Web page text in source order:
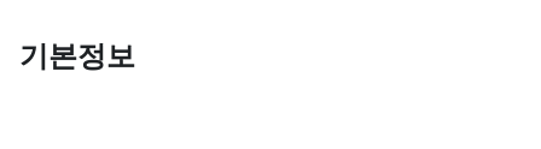
기본정보